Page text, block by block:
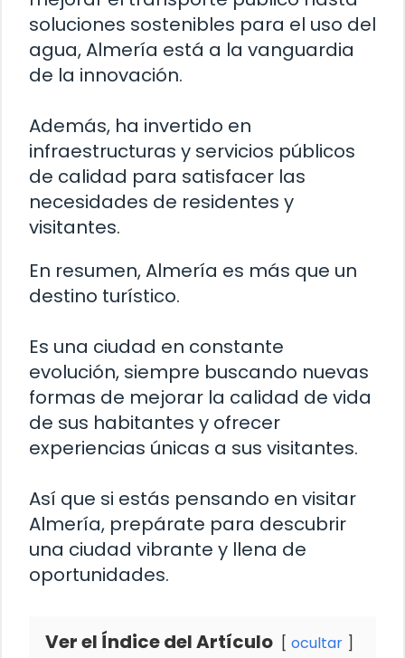
soluciones sostenibles para el uso del
agua, Almería está a la vanguardia
de la innovación.
Además, ha invertido en
infraestructuras y servicios públicos
de calidad para satisfacer las
necesidades de residentes y
visitantes.
En resumen, Almería es más que un
destino turístico.
Es una ciudad en constante
evolución, siempre buscando nuevas
formas de mejorar la calidad de vida
de sus habitantes y ofrecer
experiencias únicas a sus visitantes.
Así que si estás pensando en visitar
Almería, prepárate para descubrir
una ciudad vibrante y llena de
oportunidades.
Ver el Índice del Artículo ocultar